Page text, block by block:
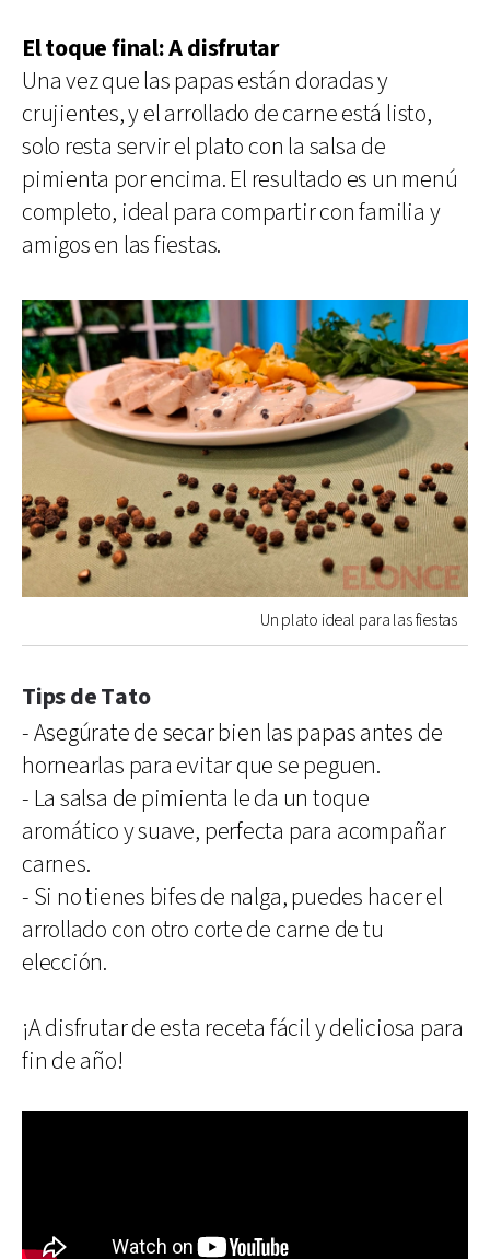
El toque final: A disfrutar
Una vez que las papas están doradas y
crujientes, y el arrollado de carne está listo,
solo resta servir el plato con la salsa de
pimienta por encima. El resultado es un menú
completo, ideal para compartir con familia y
amigos en las fiestas.
Un plato ideal para las fiestas
Tips de Tato
- Asegúrate de secar bien las papas antes de
hornearlas para evitar que se peguen.
- La salsa de pimienta le da un toque
aromático y suave, perfecta para acompañar
carnes.
- Si no tienes bifes de nalga, puedes hacer el
arrollado con otro corte de carne de tu
elección.
¡A disfrutar de esta receta fácil y deliciosa para
fin de año!